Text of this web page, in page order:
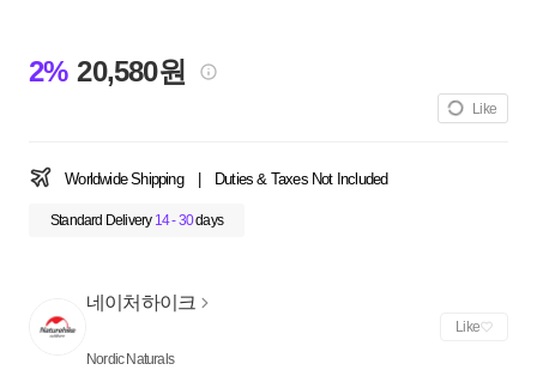
2% 20,580원
Like
Worldwide Shipping Duties & Taxes Not Included
Standard Delivery 14 - 30days
네이처하이크
Nordic Naturals
Like